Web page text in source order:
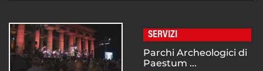
SERVIZI
Parchi Archeologici di
Paestum ...